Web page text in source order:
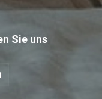
Sie uns